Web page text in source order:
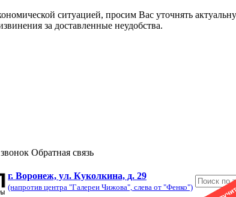
ситуацией, просим Вас уточнять
за доставленные неудобства.
Обратная связь
г. Воронеж, ул. Куколкина, д. 29
(напротив центра "Галереи Чижова", слева от "Фенко")